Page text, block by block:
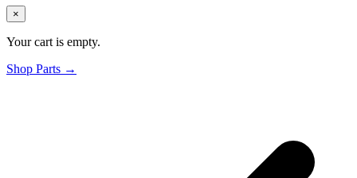
×
Your cart is empty.
Shop Parts →